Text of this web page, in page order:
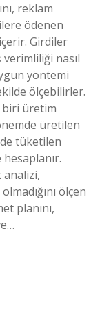
reklam
ödenen
Girdiler
nasıl
yöntemi
ölçebilirler.
biri üretim
üretilen
tüketilen
ölçen
planını,